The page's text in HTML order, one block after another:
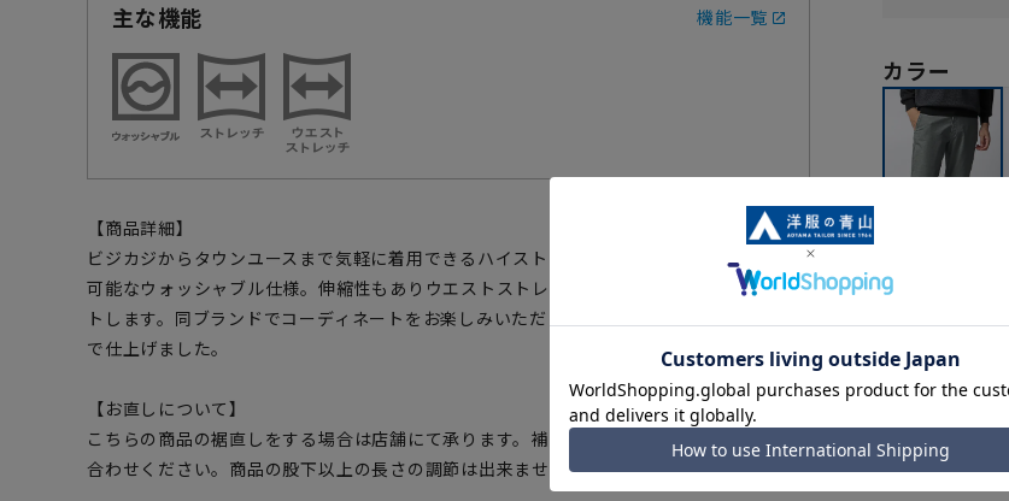
主な機能 機能一覧
【商品詳細】
ビジカジからタウンユースまで気軽に着用できるハイストレッチパンツです。家庭洗濯が
可能なウォッシャブル仕様。伸縮性もありウエストストレッチで快適なはき心地をサポー
トします。同ブランドでコーディネートをお楽しみいただけるように合わせやすい色合い
で仕上げました。
【お直しについて】
こちらの商品の裾直しをする場合は店舗にて承ります。補正料金については店舗へお問い
合わせください。商品の股下以上の長さの調節は出来ません、予めご了承ください。
カラー